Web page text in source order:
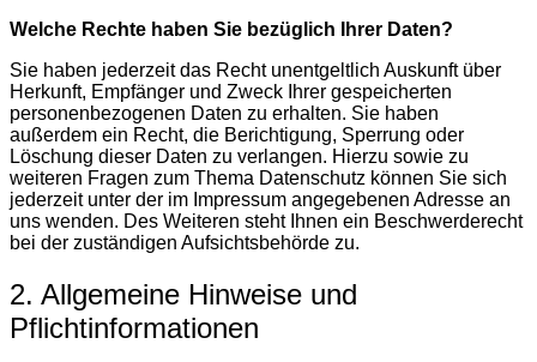
Welche Rechte haben Sie bezüglich Ihrer Daten?
Sie haben jederzeit das Recht unentgeltlich Auskunft über
Herkunft, Empfänger und Zweck Ihrer gespeicherten
personenbezogenen Daten zu erhalten. Sie haben
außerdem ein Recht, die Berichtigung, Sperrung oder
Löschung dieser Daten zu verlangen. Hierzu sowie zu
weiteren Fragen zum Thema Datenschutz können Sie sich
jederzeit unter der im Impressum angegebenen Adresse an
uns wenden. Des Weiteren steht Ihnen ein Beschwerderecht
bei der zuständigen Aufsichtsbehörde zu.
2. Allgemeine Hinweise und
Pflichtinformationen